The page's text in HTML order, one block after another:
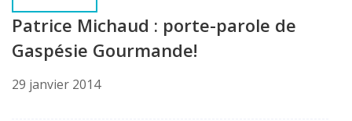
Patrice Michaud : porte-parole de
Gaspésie Gourmande!
29 janvier 2014